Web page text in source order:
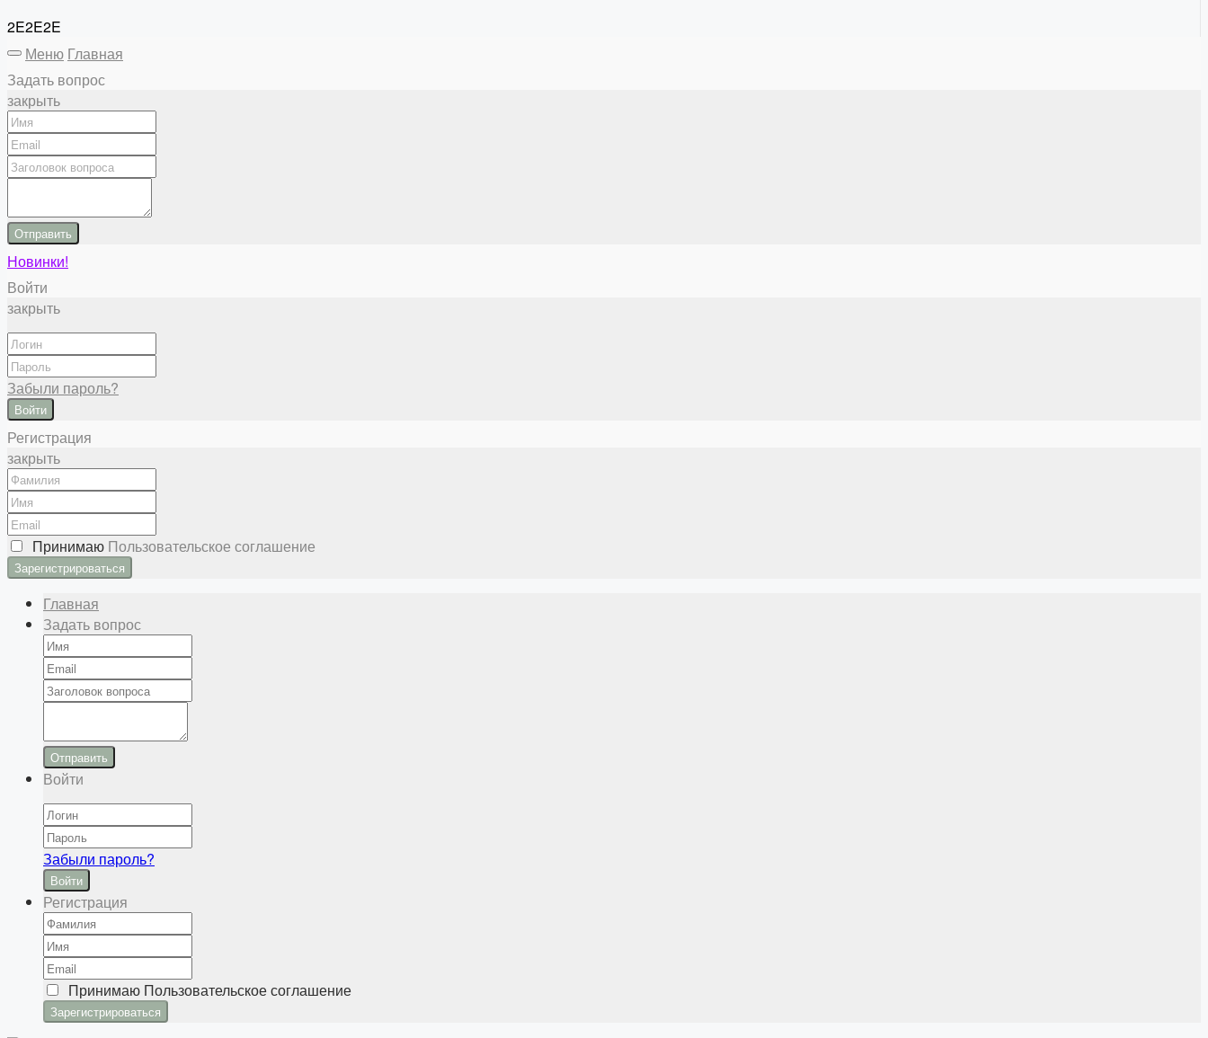
2E2E2E
Меню Главная
Задать вопрос
закрыть
Отправить
Новинки!
Войти
закрыть
Забыли пароль?
Войти
Регистрация
закрыть
Принимаю Пользовательское соглашение
Главная
Задать вопрос
Отправить
Войти
Забыли пароль?
Войти
Регистрация
Принимаю Пользовательское соглашение